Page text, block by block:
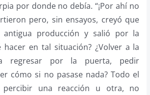
por donde no debía. “¡Por ahí no
pero, sin ensayos, creyó que
antigua producción y salió por la
hacer en tal situación? ¿Volver a la
regresar por la puerta, pedir
cómo si no pasase nada? Todo el
percibir una reacción u otra, no